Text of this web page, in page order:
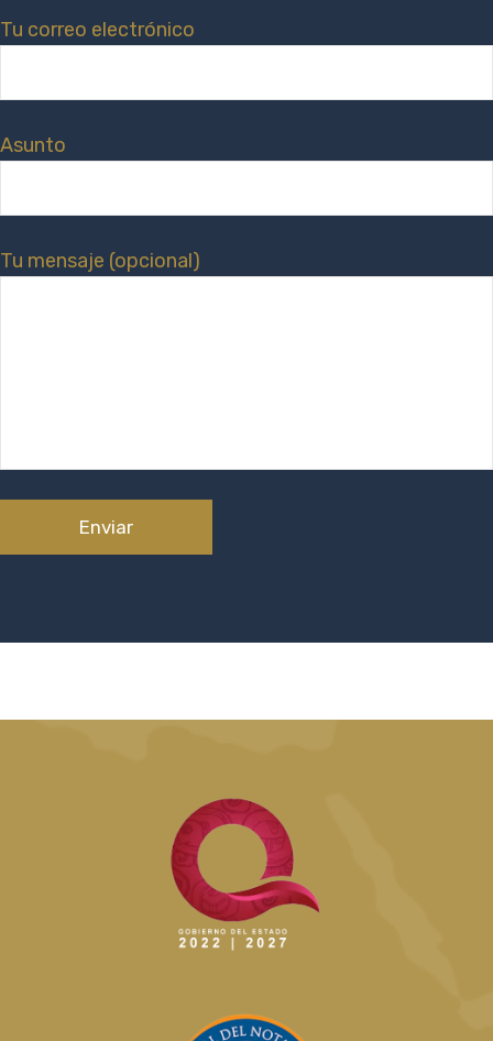
Tu correo electrónico
Asunto
Tu mensaje (opcional)